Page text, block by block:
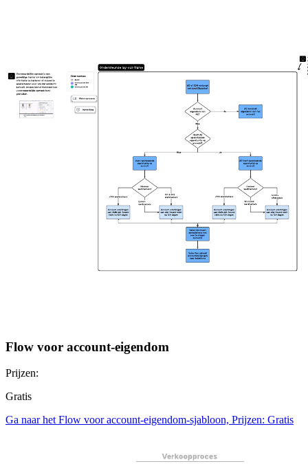
Flow voor account-eigendom
Prijzen:
Gratis
Ga naar het Flow voor account-eigendom-sjabloon, Prijzen: Gratis